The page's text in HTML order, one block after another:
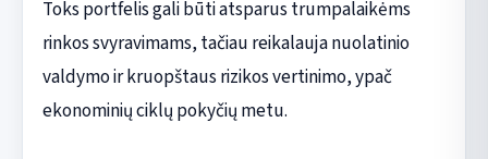
Toks portfelis gali būti atsparus trumpalaikėms
rinkos svyravimams, tačiau reikalauja nuolatinio
valdymo ir kruopštaus rizikos vertinimo, ypač
ekonominių ciklų pokyčių metu.